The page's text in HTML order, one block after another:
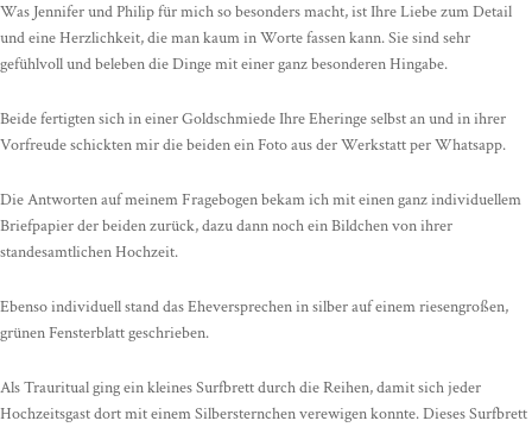
Was Jennifer und Philip für mich so besonders macht, ist Ihre Liebe zum Detail
und eine Herzlichkeit, die man kaum in Worte fassen kann. Sie sind sehr
gefühlvoll und beleben die Dinge mit einer ganz besonderen Hingabe.
Beide fertigten sich in einer Goldschmiede Ihre Eheringe selbst an und in ihrer
Vorfreude schickten mir die beiden ein Foto aus der Werkstatt per Whatsapp.
Die Antworten auf meinem Fragebogen bekam ich mit einen ganz individuellem
Briefpapier der beiden zurück, dazu dann noch ein Bildchen von ihrer
standesamtlichen Hochzeit.
Ebenso individuell stand das Eheversprechen in silber auf einem riesengroßen,
grünen Fensterblatt geschrieben.
Als Trauritual ging ein kleines Surfbrett durch die Reihen, damit sich jeder
Hochzeitsgast dort mit einem Silbersternchen verewigen konnte. Dieses Surfbrett